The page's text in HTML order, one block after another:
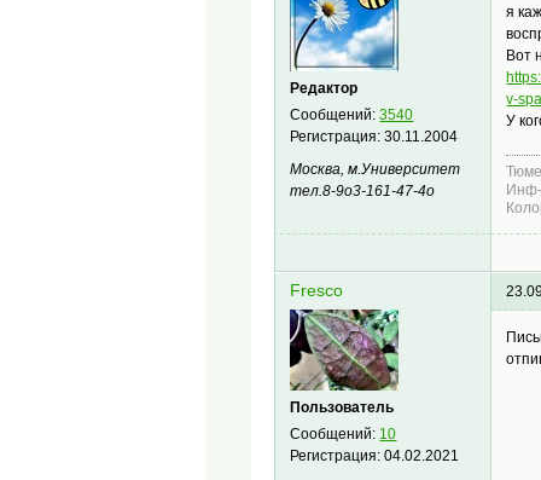
Редактор
Сообщений:3540
Регистрация:30.11.2004
Москва, м.Университет
тел.8-9о3-161-47-4о
я
Вот
v-
У
Fresco
Пользователь
Сообщений: 10
Регистрация:04.02.2021